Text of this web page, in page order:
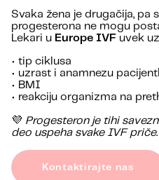
Svaka žena je drugačija, pa
progesterona ne mogu
Lekari u Europe IVF uvek
• tip ciklusa
• uzrast i anamnezu
• BMI
• reakciju organizma na
💜 Progesteron je tihi
deo uspeha svake IVF priče.
Kontaktirajte nas